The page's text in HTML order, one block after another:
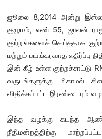
ஜூலை 8,2014 அன்று
குழுமம், எண் 55, ஜாலன்
குற்றங்களைச் செய்ததாக
மற்றும் பயங்கரவாத எதிர்ப்பு
இன் கீழ் உள்ள குற்றச்சாட்டு
வருடங்களுக்கு
விதிக்கப்பட்ட இரண்டையும்
இந்த வழக்கு கடந்த
நீதிமன்றத்திற்கு